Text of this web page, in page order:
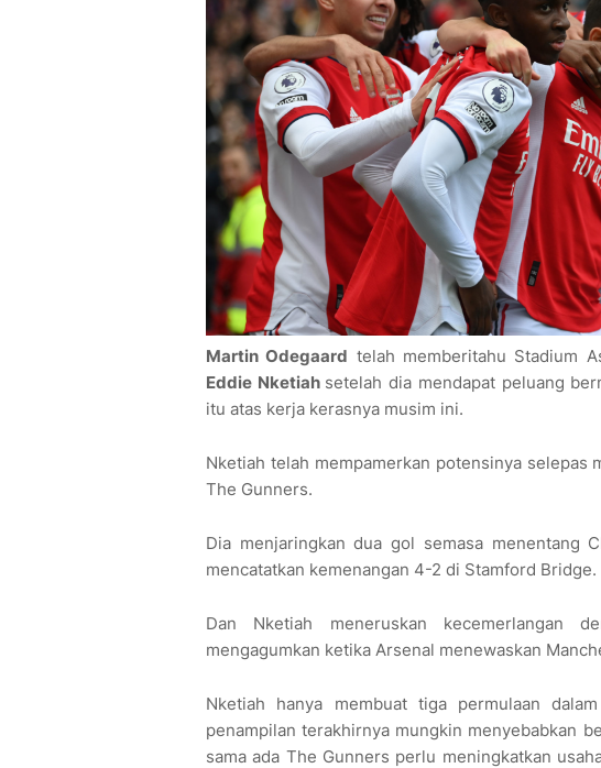
Martin Odegaard telah memberitahu Stadium
Eddie Nketiah setelah dia mendapat peluang
itu atas kerja kerasnya musim ini.
Nketiah telah mempamerkan potensinya selepas
The Gunners.
Dia menjaringkan dua gol semasa menentang
mencatatkan kemenangan 4-2 di Stamford Bridge.
Dan Nketiah meneruskan kecemerlangan
mengagumkan ketika Arsenal menewaskan
Nketiah hanya membuat tiga permulaan
penampilan terakhirnya mungkin menyebabkan
sama ada The Gunners perlu meningkatkan